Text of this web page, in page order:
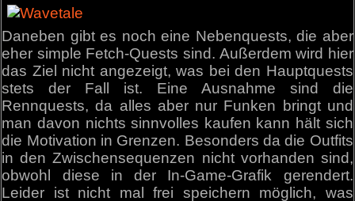
Daneben gibt es noch eine Nebenquests, die aber
eher simple Fetch-Quests sind. Außerdem wird hier
das Ziel nicht angezeigt, was bei den Hauptquests
stets der Fall ist. Eine Ausnahme sind die
Rennquests, da alles aber nur Funken bringt und
man davon nichts sinnvolles kaufen kann hält sich
die Motivation in Grenzen. Besonders da die Outfits
in den Zwischensequenzen nicht vorhanden sind,
obwohl diese in der In-Game-Grafik gerendert.
Leider ist nicht mal frei speichern möglich, was